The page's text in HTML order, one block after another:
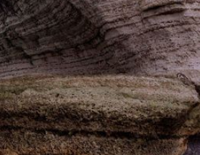
chambre-ferme-saint-leonard-